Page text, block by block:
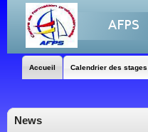
Accueil Calendrier des stages
News